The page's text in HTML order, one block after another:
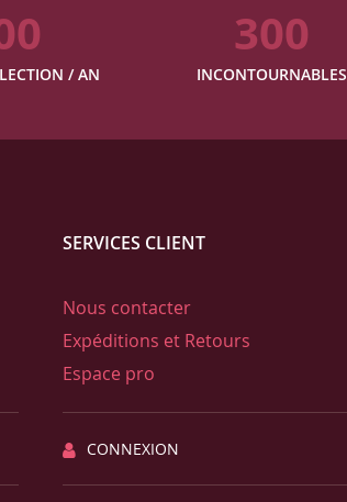
/ AN
300
INCONTOURNABLES
SERVICES CLIENT
Nous contacter
Expéditions et Retours
Espace pro
CONNEXION